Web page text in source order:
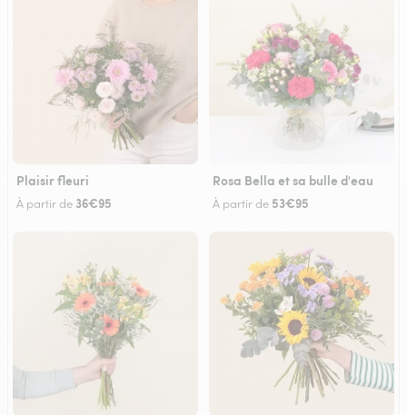
Plaisir fleuri
À partir de 36€95
Rosa Bella et sa bulle d'eau
À partir de 53€95